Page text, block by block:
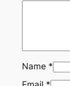
Name *